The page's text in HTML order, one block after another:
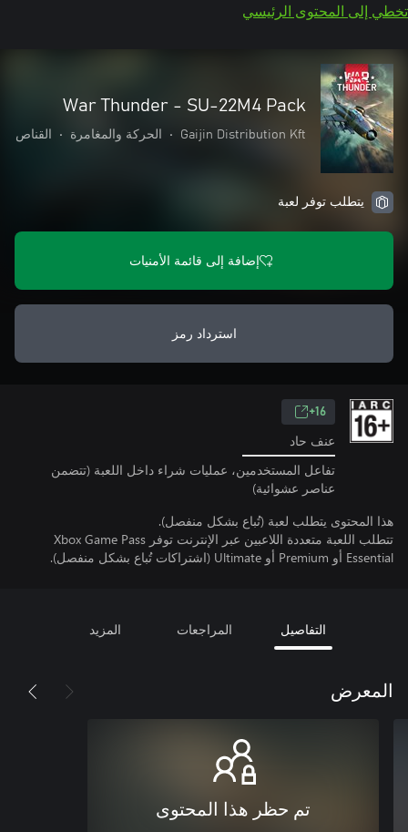
تخطي إلى المحتوى الرئيسي
War Thunder - SU-22M4 Pack
Gaijin Distribution Kft
• الحركة والمغامرة • القناص
يتطلب توفر لعبة
إضافة إلى قائمة الأمنيات
استرداد رمز
16+
عنف حاد
تفاعل المستخدمين، عمليات شراء داخل اللعبة (تتضمن
عناصر عشوائية)
هذا المحتوى يتطلب لعبة (تُباع بشكل منفصل).
تتطلب اللعبة متعددة اللاعبين عبر الإنترنت توفر Xbox Game Pass
Essential أو Premium أو Ultimate (اشتراكات تُباع بشكل منفصل).
التفاصيل المراجعات المزيد
المعرض
تم حظر هذا المحتوى